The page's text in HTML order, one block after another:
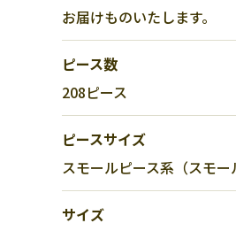
お届けものいたします。
ピース数
208ピース
ピースサイズ
スモールピース系（スモー
サイズ